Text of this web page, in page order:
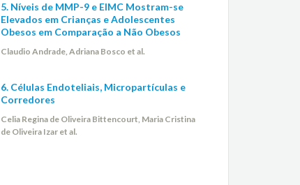
5. Níveis de MMP-9 e EIMC Mostram-se
Elevados em Crianças e Adolescentes
Obesos em Comparação a Não Obesos
Claudio Andrade, Adriana Bosco et al.
6. Células Endoteliais, Micropartículas e
Corredores
Celia Regina de Oliveira Bittencourt, Maria Cristina
de Oliveira Izar et al.